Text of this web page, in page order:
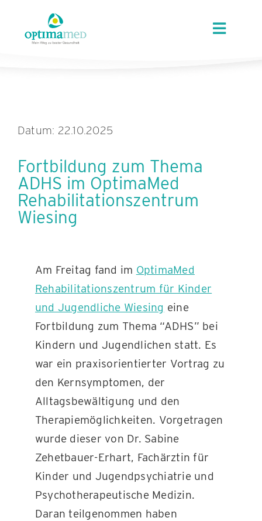
content
Toggle
ANGEBOTE
KARRIERE
Datum: 22.10.2025
Fortbildung zum Thema
ADHS im OptimaMed
Rehabilitationszentrum
Wiesing
Am Freitag fand im OptimaMed
Rehabilitationszentrum für Kinder
und Jugendliche Wiesing eine
Fortbildung zum Thema “ADHS” bei
Kindern und Jugendlichen statt. Es
war ein praxisorientierter Vortrag zu
den Kernsymptomen, der
Alltagsbewältigung und den
Therapiemöglichkeiten. Vorgetragen
wurde dieser von Dr. Sabine
Zehetbauer-Erhart, Fachärztin für
Kinder und Jugendpsychiatrie und
Psychotherapeutische Medizin.
Daran teilgenommen haben